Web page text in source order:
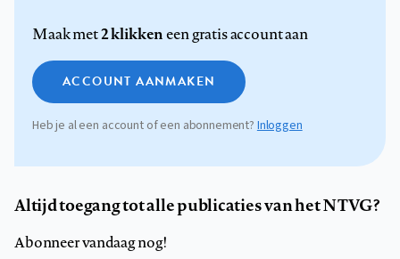
Maak met2 klikkeneen gratis account aan
ACCOUNT AANMAKEN
Heb je al een account of een abonnement? Inloggen
Altijd toegang tot alle publicaties van het NTVG?
Abonneer vandaag nog!